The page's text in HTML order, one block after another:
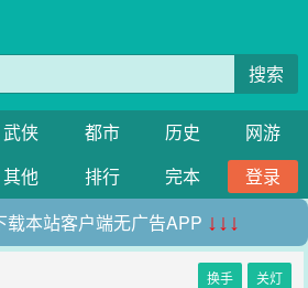
搜索
武侠 都市 历史
网游
其他 排行 完本
登录
载本站客户端无广告APP ↓↓↓
换手 关灯